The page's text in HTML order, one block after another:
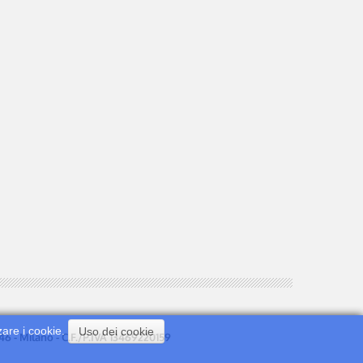
i cookie. Uso dei cookie
- Milano - C.F./P.IVA 13469220159